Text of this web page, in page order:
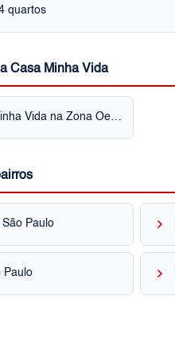
quartos
Casa Minha Vida
Minha Casa Minha Vida na Zona Oeste
Paulo keyboard_arrow_right
Paulo keyboard_arrow_right